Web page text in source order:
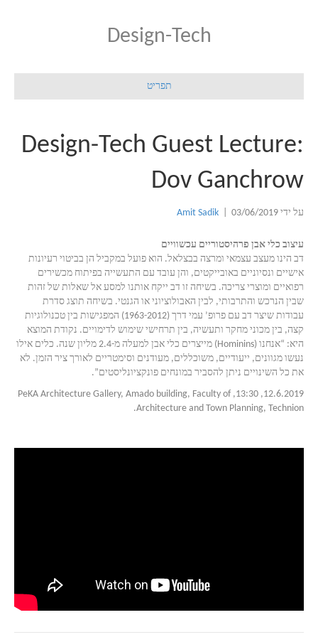
Design-Tech
תפריט
Design-Tech Guest Lecture:
Dov Ganchrow
על ידי Amit Sadik 03/06/2019
עיצוב כלי אבן פרהיסטוריים עכשוויים
דב הינו מעצב עצמאי ומרצה בבצלאל. הוא פועל במקביל הן בביטוי רעיונות
אישיים ונסיוניים באובייקטים, והן עובד עם התעשייה בפיתוח מכשירים
רפואיים ומוצרי צריכה. בשיחה זו דב ייקח אותנו למסע אל שאלות של זהות
שבין הנרכש והתרבותי, לבין האבולוציוני או הגנטי. בשיחה תוצג סדרת
עבודות שיצר דב עם פרופ’ עמי דרך (1963-2012) המפגישות בין טכנולוגיות
קצה, בין מכוני מחקר ותעשיה, בין תרחישי שימוש לדימויים. נקודת המוצא
היא: “אנחנו (Hominins) מייצרים כלי אבן למעלה מ-2.4 מליון שנה. כלים אילו
נעשו מגוונים, ייעודיים, משוכללים, מעודנים וסימטריים לאורך ציר הזמן. לא
את כל השינויים ניתן להסביר במונחים פונקציונליסטים”.
12.6.2019, 13:30, PeKA Architecture Gallery, Amado building, Faculty of
Architecture and Town Planning, Technion.